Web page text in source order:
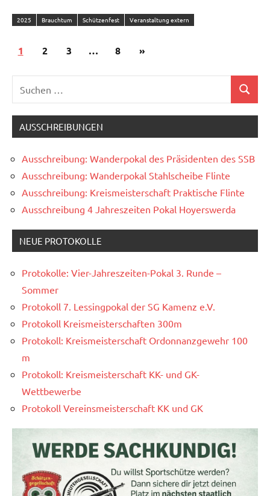
2025 Brauchtum Schützenfest Veranstaltung extern
Seitennummerierung
Beiträge
1 2 3 … 8
Nächste
»
nach:
Suchen
AUSSCHREIBUNGEN
Ausschreibung: Wanderpokal des Präsidenten des SSB
Ausschreibung: Wanderpokal Stahlscheibe Flinte
Ausschreibung: Kreismeisterschaft Praktische Flinte
Ausschreibung 4 Jahreszeiten Pokal Hoyerswerda
NEUE PROTOKOLLE
Protokolle: Vier-Jahreszeiten-Pokal 3. Runde –
Sommer
Protokoll 7. Lessingpokal der SG Kamenz e.V.
Protokoll Kreismeisterschaften 300m
Protokoll: Kreismeisterschaft Ordonnanzgewehr 100
m
Protokoll: Kreismeisterschaft KK- und GK-
Wettbewerbe
Protokoll Vereinsmeisterschaft KK und GK